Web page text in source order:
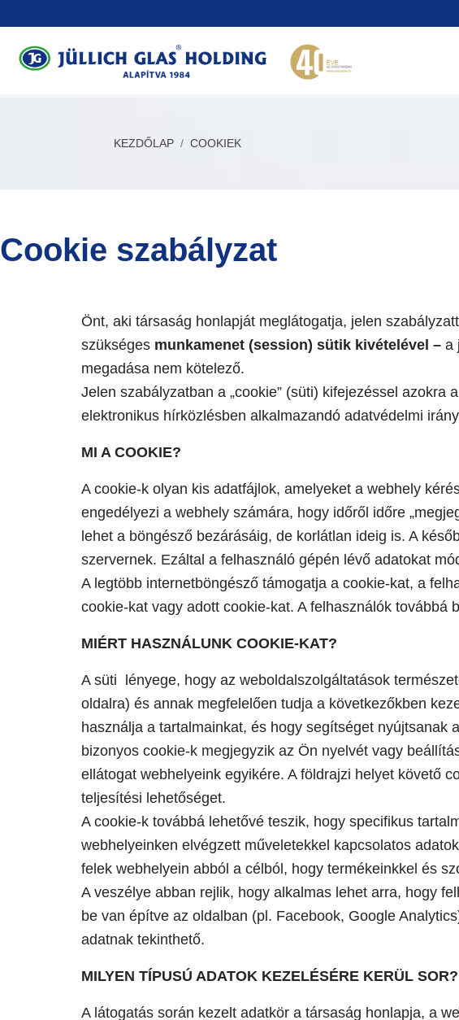
KEZDŐLAP COOKIEK
Cookie szabályzat
Önt, aki társaság honlapját meglátogatja, jelen
szükséges munkamenet (session) sütik kivételével – a
megadása nem kötelező.
Jelen szabályzatban a „cookie” (süti) kifejezéssel
elektronikus hírközlésben alkalmazandó adatvédelmi
MI A COOKIE?
A cookie-k olyan kis adatfájlok, amelyeket a webhely
engedélyezi a webhely számára, hogy időről időre
lehet a böngésző bezárásáig, de korlátlan ideig is. A
szervernek. Ezáltal a felhasználó gépén lévő adatokat
A legtöbb internetböngésző támogatja a cookie-kat, a
cookie-kat vagy adott cookie-kat. A felhasználók továbbá
MIÉRT HASZNÁLUNK COOKIE-KAT?
A süti lényege, hogy az weboldalszolgáltatások
oldalra) és annak megfelelően tudja a következőkben
használja a tartalmainkat, és hogy segítséget nyújtsanak
bizonyos cookie-k megjegyzik az Ön nyelvét vagy
ellátogat webhelyeink egyikére. A földrajzi helyet követő
teljesítési lehetőséget.
A cookie-k továbbá lehetővé teszik, hogy specifikus
webhelyeinken elvégzett műveletekkel kapcsolatos
felek webhelyein abból a célból, hogy termékeinkkel és
A veszélye abban rejlik, hogy alkalmas lehet arra, hogy
be van építve az oldalban (pl. Facebook, Google
adatnak tekinthető.
MILYEN TÍPUSÚ ADATOK KEZELÉSÉRE KERÜL SOR?
A látogatás során kezelt adatkör a társaság honlapja, a